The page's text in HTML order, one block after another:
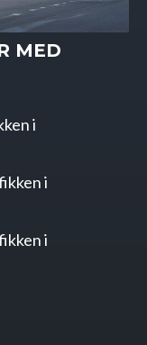
MED
i
i
i